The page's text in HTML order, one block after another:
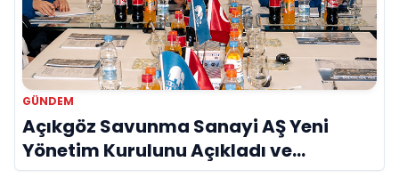
GÜNDEM
Açıkgöz Savunma Sanayi AŞ Yeni
Yönetim Kurulunu Açıkladı ve